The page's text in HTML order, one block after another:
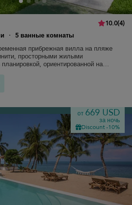
10.0(4)
·
5 ванные комнаты
прибрежная вилла на пляже
просторными жилыми
ориентированной на
от 669 USD
за ночь
Discount -10%